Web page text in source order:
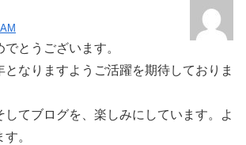
とうございます。
となりますようご活躍を期待しておりま
してブログを、楽しみにしています。よ
。